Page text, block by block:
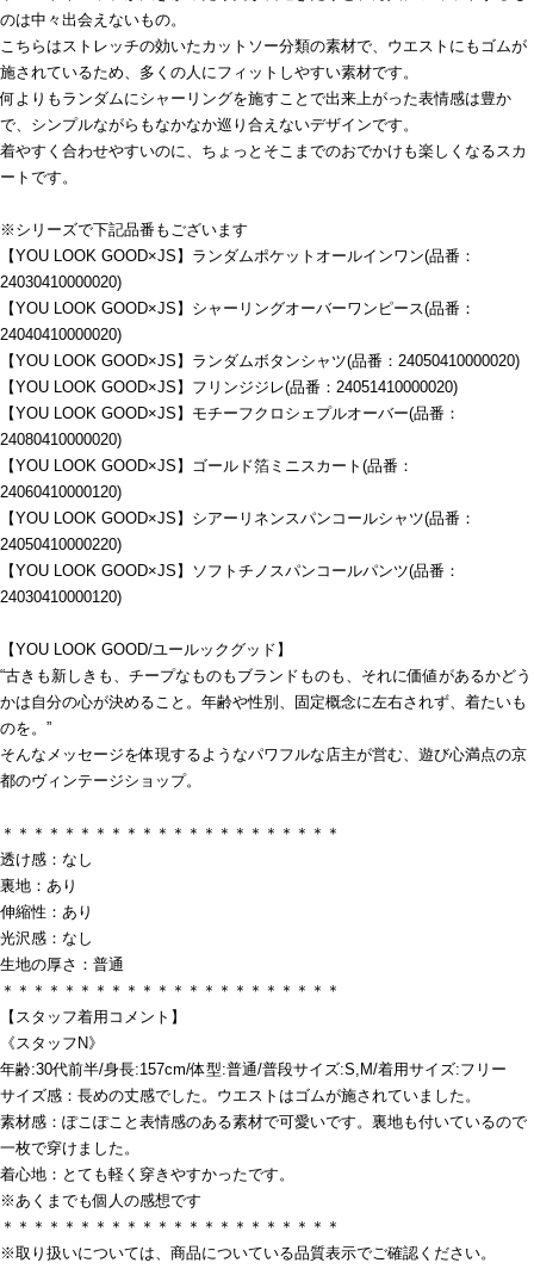
のは中々出会えないもの。
こちらはストレッチの効いたカットソー分類の素材で、ウエストにもゴムが
施されているため、多くの人にフィットしやすい素材です。
何よりもランダムにシャーリングを施すことで出来上がった表情感は豊か
で、シンプルながらもなかなか巡り合えないデザインです。
着やすく合わせやすいのに、ちょっとそこまでのおでかけも楽しくなるスカ
ートです。
※シリーズで下記品番もございます
【YOU LOOK GOOD×JS】ランダムポケットオールインワン(品番：
24030410000020)
【YOU LOOK GOOD×JS】シャーリングオーバーワンピース(品番：
24040410000020)
【YOU LOOK GOOD×JS】ランダムボタンシャツ(品番：24050410000020)
【YOU LOOK GOOD×JS】フリンジジレ(品番：24051410000020)
【YOU LOOK GOOD×JS】モチーフクロシェプルオーバー(品番：
24080410000020)
【YOU LOOK GOOD×JS】ゴールド箔ミニスカート(品番：
24060410000120)
【YOU LOOK GOOD×JS】シアーリネンスパンコールシャツ(品番：
24050410000220)
【YOU LOOK GOOD×JS】ソフトチノスパンコールパンツ(品番：
24030410000120)
【YOU LOOK GOOD/ユールックグッド】
“古きも新しきも、チープなものもブランドものも、それに価値があるかどう
かは自分の心が決めること。年齢や性別、固定概念に左右されず、着たいも
のを。”
そんなメッセージを体現するようなパワフルな店主が営む、遊び心満点の京
都のヴィンテージショップ。
＊＊＊＊＊＊＊＊＊＊＊＊＊＊＊＊＊＊＊＊＊＊
透け感：なし
裏地：あり
伸縮性：あり
光沢感：なし
生地の厚さ：普通
＊＊＊＊＊＊＊＊＊＊＊＊＊＊＊＊＊＊＊＊＊＊
【スタッフ着用コメント】
《スタッフN》
年齢:30代前半/身長:157cm/体型:普通/普段サイズ:S,M/着用サイズ:フリー
サイズ感：長めの丈感でした。ウエストはゴムが施されていました。
素材感：ぽこぽこと表情感のある素材で可愛いです。裏地も付いているので
一枚で穿けました。
着心地：とても軽く穿きやすかったです。
※あくまでも個人の感想です
＊＊＊＊＊＊＊＊＊＊＊＊＊＊＊＊＊＊＊＊＊＊
※取り扱いについては、商品についている品質表示でご確認ください。